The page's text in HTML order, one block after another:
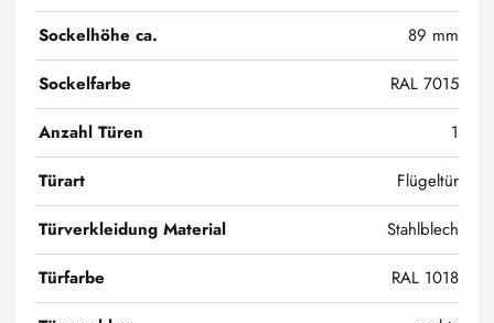
Sockelhöhe ca.
89 mm
Sockelfarbe
RAL 7015
Anzahl Türen
1
Türart
Flügeltür
Türverkleidung Material
Stahlblech
Türfarbe
RAL 1018